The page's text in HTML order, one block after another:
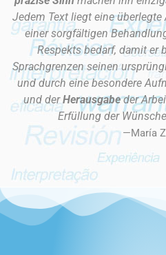
exakte
unserer
Wer wir
Rest der
exakte
unserer
Wer wir
Rest der
exakte
unserer
Wer wir
Rest der
Jedem Text liegt eine
einer sorgfältigen
Respekts bedarf, damit er
Sprachgrenzen seinen
und durch eine besondere
und derHerausgabeder
Erfüllung der
—María